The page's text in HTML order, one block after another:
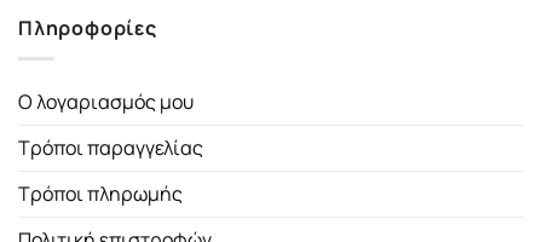
Πληροφορίες
Ο λογαριασμός μου
Τρόποι παραγγελίας
Τρόποι πληρωμής